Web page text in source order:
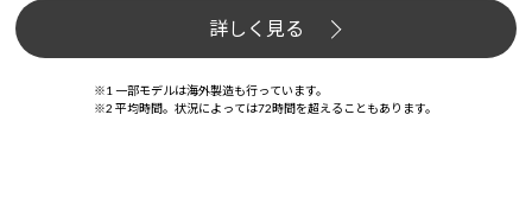
詳しく見る
※1 一部モデルは海外製造も行っています。
※2 平均時間。状況によっては72時間を超えることもあります。